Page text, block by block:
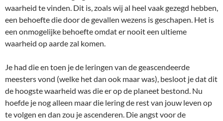
waarheid te vinden. Dit is, zoals wij al heel vaak gezegd hebben,
een behoefte die door de gevallen wezens is geschapen. Het is
een onmogelijke behoefte omdat er nooit een ultieme
waarheid op aarde zal komen.
Je had die en toen je de leringen van de geascendeerde
meesters vond (welke het dan ook maar was), besloot je dat dit
de hoogste waarheid was die er op de planeet bestond. Nu
hoefde je nog alleen maar die lering de rest van jouw leven op
te volgen en dan zou je ascenderen. Die angst voor de